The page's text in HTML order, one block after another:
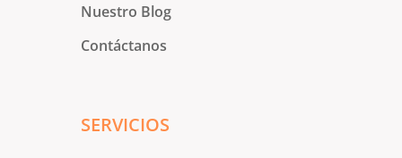
Nuestro Blog
Contáctanos
SERVICIOS